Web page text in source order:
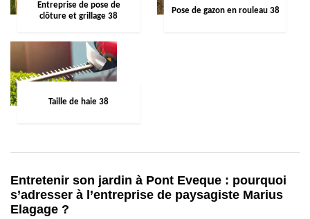
Entreprise de pose de
clôture et grillage 38
Pose de gazon en rouleau 38
Taille de haie 38
Entretenir son jardin à Pont Eveque : pourquoi
s’adresser à l’entreprise de paysagiste Marius
Elagage ?